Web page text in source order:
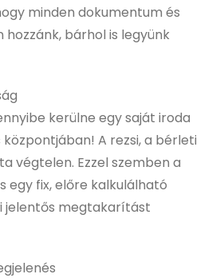
minden dokumentum és
hozzánk, bárhol is legyünk
kerülne egy saját iroda
A rezsi, a bérleti
végtelen. Ezzel szemben a
egy fix, előre kalkulálható
jelentős megtakarítást